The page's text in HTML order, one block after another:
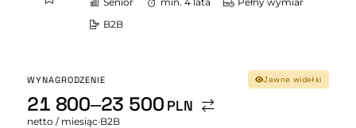
B2B
WYNAGRODZENIE Jawne widełki
21 800–23 500 PLN
netto / miesiąc·B2B